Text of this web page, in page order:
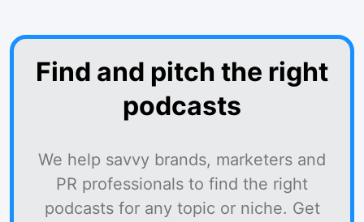
Find and pitch the right
podcasts
We help savvy brands, marketers and
PR professionals to find the right
podcasts for any topic or niche. Get